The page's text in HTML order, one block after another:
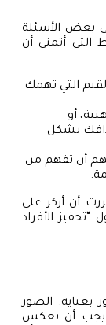
بعض الأسئلة
التي أتمنى أن
التي تهمك
أو
بشكل
أن تفهم من
أن أركز على
الأفراد
بعناية. الصور
يجب أن تعكس